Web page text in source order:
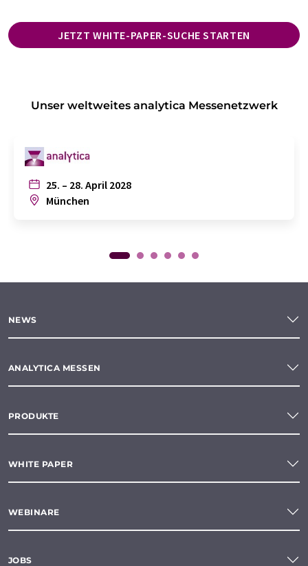
JETZT WHITE-PAPER-SUCHE STARTEN
Unser weltweites analytica Messenetzwerk
25. – 28. April 2028
München
NEWS
ANALYTICA MESSEN
PRODUKTE
WHITE PAPER
WEBINARE
JOBS